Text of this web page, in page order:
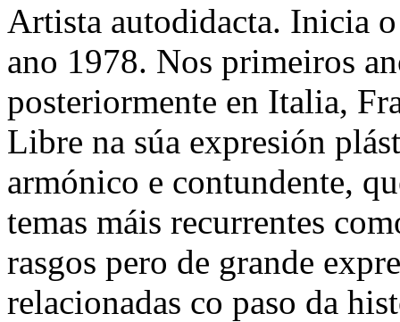
Artista autodidacta. Inicia
ano 1978. Nos primeiros
posteriormente en Italia,
Libre na súa expresión
armónico e contundente,
temas máis recurrentes
rasgos pero de grande
relacionadas co paso da